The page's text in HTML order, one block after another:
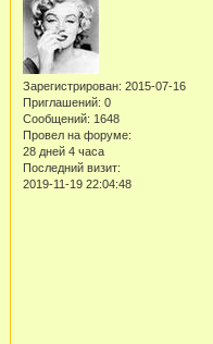
Зарегистрирован: 2015-07-16
Приглашений: 0
Сообщений: 1648
Провел на форуме:
28 дней 4 часа
Последний визит:
2019-11-19 22:04:48